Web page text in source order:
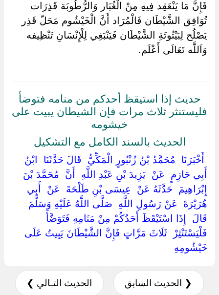
فَإِنَّ مَا يَنْعَقِد فِيهِ مِنْ الْغُبَار وَالرُّطُوبَة قَذِرَات
تُوَافِق الشَّيْطَان فَالْمُرَاد أَنَّ الْخَيْشُوم مَحَلّ قَذِر
يَصْلُح لِبَيْتُوتَةِ الشَّيْطَان فَيَنْبَغِي لِلْإِنْسَانِ تَنْظِيفه
وَاَللَّه تَعَالَى أَعْلَم.
حديث إذا استيقظ أحدكم من منامه فتوضأ
فليستنثر ثلاث مرات فإن الشيطان يبيت على
خيشومه
الحديث بالسند الكامل مع التشكيل
‏ ‏أَخْبَرَنَا ‏ ‏مُحَمَّدُ بْنُ زُنْبُورٍ الْمَكِّيُّ ‏ ‏قَالَ حَدَّثَنَا ‏ ‏ابْنُ
أَبِي حَازِمٍ ‏ ‏عَنْ ‏ ‏يَزِيدَ بْنِ عَبْدِ اللَّهِ ‏ ‏أَنَّ ‏ ‏مُحَمَّدَ بْنَ
إِبْرَاهِيمَ ‏ ‏حَدَّثَهُ عَنْ ‏ ‏عِيسَى بْنِ طَلْحَةَ ‏ ‏عَنْ ‏ ‏أَبِي
هُرَيْرَةَ ‏ ‏عَنْ رَسُولِ اللَّهِ ‏ ‏صَلَّى اللَّهُ عَلَيْهِ وَسَلَّمَ ‏
‏قَالَ ‏ ‏إِذَا اسْتَيْقَظَ أَحَدُكُمْ مِنْ مَنَامِهِ فَتَوَضَّأَ ‏
‏فَلْيَسْتَنْثِرْ ‏ ‏ثَلَاثَ مَرَّاتٍ فَإِنَّ الشَّيْطَانَ يَبِيتُ عَلَى
خَيْشُومِهِ ‏
❮ الحديث السابق الحديث التـالي ❯